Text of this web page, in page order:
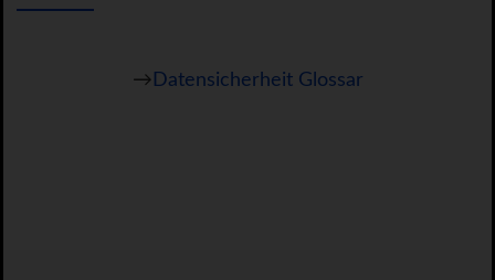
→ Datensicherheit Glossar